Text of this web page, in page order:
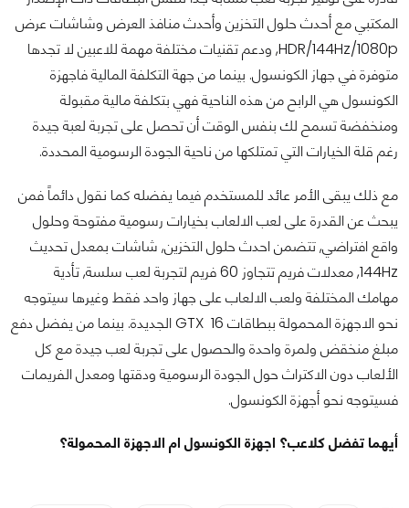
المكتبي مع أحدث حلول التخزين وأحدث منافذ العرض وشاشات عرض
HDR/144Hz/1080p, ودعم تقنيات مختلفة مهمة للاعبين لا تجدها
متوفرة في جهاز الكونسول. بينما من جهة التكلفة المالية فاجهزة
الكونسول هي الرابح من هذه الناحية فهي بتكلفة مالية مقبولة
ومنخفضة تسمح لك بنفس الوقت أن تحصل على تجربة لعبة جيدة
رغم قلة الخيارات التي تمتلكها من ناحية الجودة الرسومية المحددة.
مع ذلك يبقى الأمر عائد للمستخدم فيما يفضله كما نقول دائماً فمن
يبحث عن القدرة على لعب الالعاب بخيارات رسومية مفتوحة وحلول
واقع افتراضي, تتضمن احدث حلول التخزين, شاشات بمعدل تحديث
144Hz, معدلات فريم تتجاوز 60 فريم لتجربة لعب سلسة, تأدية
مهامك المختلفة ولعب الالعاب على جهاز واحد فقط وغيرها سيتوجه
نحو الاجهزة المحمولة ببطاقات GTX 16 الجديدة. بينما من يفضل دفع
مبلغ منخقض ولمرة واحدة والحصول على تجربة لعب جيدة مع كل
الألعاب دون الاكتراث حول الجودة الرسومية ودقتها ومعدل الفريمات
فسيتوجه نحو أجهزة الكونسول.
أيهما تفضل كلاعب؟ اجهزة الكونسول ام الاجهزة المحمولة؟